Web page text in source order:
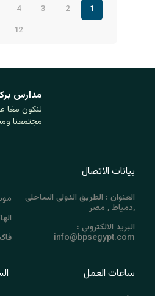
1
2
3
4
12
مدارس
لنكون معًا
مجتمعنا
بيانات الاتصال
العنوان : الطريق الدولى الساحلى
,دمياط , مصر
البريد الالكتروني :
info@bpsegypt.com
الهاتف
فاكس :
ساعات العمل